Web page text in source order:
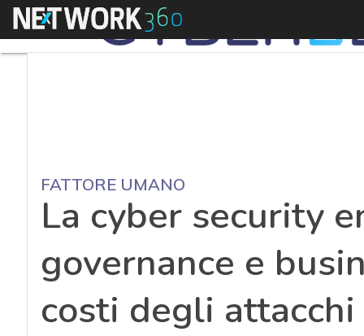
Menu
FATTORE UMANO
La cyber security
governance e
costi degli attacchi